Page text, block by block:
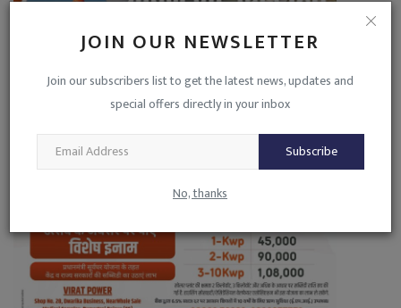
JOIN OUR NEWSLETTER
Join our subscribers list to get the latest news, updates and
special offers directly in your inbox
Subscribe
No, thanks